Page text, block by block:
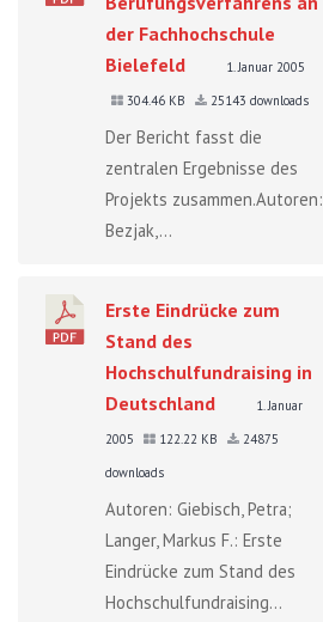
der Fachhochschule
Bielefeld
1. Januar 2005
304.46 KB
25143 downloads
Der Bericht fasst die
zentralen Ergebnisse des
Projekts zusammen.Autoren:
Bezjak,...
Erste Eindrücke zum
Stand des
Hochschulfundraising in
Deutschland
1. Januar
2005
122.22 KB
24875
downloads
Autoren: Giebisch, Petra;
Langer, Markus F.: Erste
Eindrücke zum Stand des
Hochschulfundraising...